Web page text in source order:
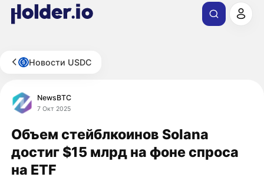
Новости USDC
NewsBTC
7 Окт 2025
Объем стейблкоинов Solana
достиг $15 млрд на фоне спроса
на ETF